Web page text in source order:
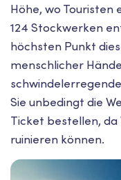
Höhe, wo Touristen
124 Stockwerken
höchsten Punkt
menschlicher
Sie unbedingt die
Ticket bestellen, da
ruinieren können.